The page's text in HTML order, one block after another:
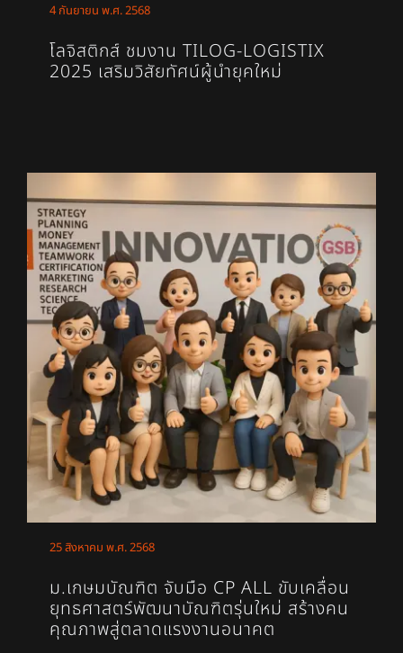
4 กันยายน พ.ศ. 2568
โลจิสติกส์ ชมงาน TILOG-LOGISTIX
2025 เสริมวิสัยทัศน์ผู้นำยุคใหม่
25 สิงหาคม พ.ศ. 2568
ม.เกษมบัณฑิต จับมือ CP ALL ขับเคลื่อน
ยุทธศาสตร์พัฒนาบัณฑิตรุ่นใหม่ สร้างคน
คุณภาพสู่ตลาดแรงงานอนาคต